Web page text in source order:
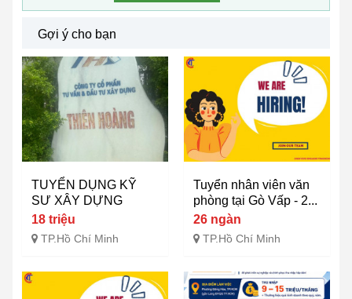
Gợi ý cho bạn
TUYỂN DỤNG KỸ
SƯ XÂY DỰNG
18 triệu
TP.Hồ Chí Minh
Tuyển nhân viên văn
phòng tại Gò Vấp - 2...
26 ngàn
TP.Hồ Chí Minh